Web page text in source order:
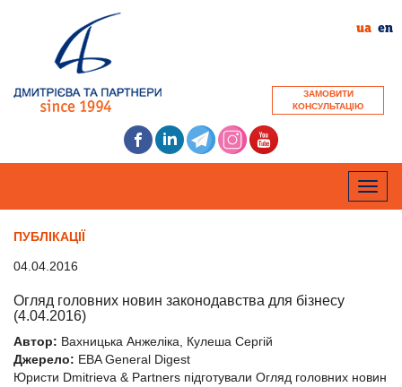
ЗАМОВИТИ
КОНСУЛЬТАЦІЮ
ua en
Toggle
ПУБЛІКАЦІЇ
04.04.2016
Огляд головних новин законодавства для бізнесу
(4.04.2016)
Автор: Вахницька Анжеліка, Кулеша Сергій
Джерело: EBA General Digest
Юристи Dmitrieva & Partners підготували Огляд головних новин